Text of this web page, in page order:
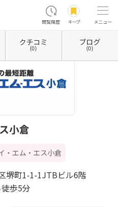
閲覧履歴 キープ メニュー
市 福岡県北九州市小倉北区 ジェイ・エム
クチコミ
(0)
ブログ
(0)
小倉
・エム・エス小倉
歩5分